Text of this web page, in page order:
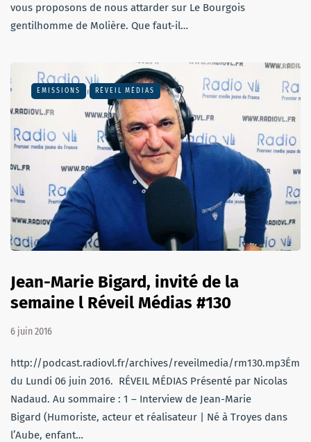
vous proposons de nous attarder sur Le Bourgois
gentilhomme de Molière. Que faut-il…
EMISSIONS RÉVEIL MÉDIAS
Jean-Marie Bigard, invité de la
semaine l Réveil Médias #130
6 juin 2016
http://podcast.radiovl.fr/archives/reveilmedia/
du Lundi 06 juin 2016. RÉVEIL MÉDIAS Présenté par Nicolas
Nadaud. Au sommaire : 1 – Interview de Jean-Marie
Bigard (Humoriste, acteur et réalisateur | Né à Troyes dans
l’Aube, enfant…